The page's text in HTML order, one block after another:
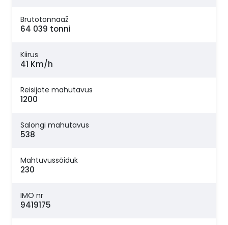
Brutotonnaaž
64 039 tonni
Kiirus
41 Km/h
Reisijate mahutavus
1200
Salongi mahutavus
538
Mahtuvussõiduk
230
IMO nr
9419175